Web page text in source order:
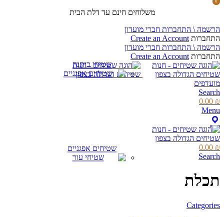
משלוחים חינם עד דלת הבית
הרשמה \ התחברות חברי מועדון
התחברות Create an Account
הרשמה \ התחברות חברי מועדון
התחברות Create an Account
מועדפים
Search
0
0.00 ₪
Menu
0
0.00 ₪
Search
שטיחי כותנה
שטיחים אפגניים
תכלת
Categories